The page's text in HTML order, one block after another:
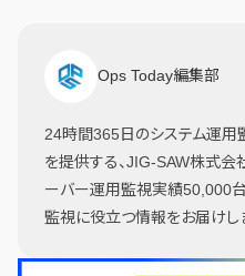
Ops Today編集部
24時間365日のシステム運用
を提供する、JIG-SAW株式
ーバー運用監視実績50,000台
監視に役立つ情報をお届けし